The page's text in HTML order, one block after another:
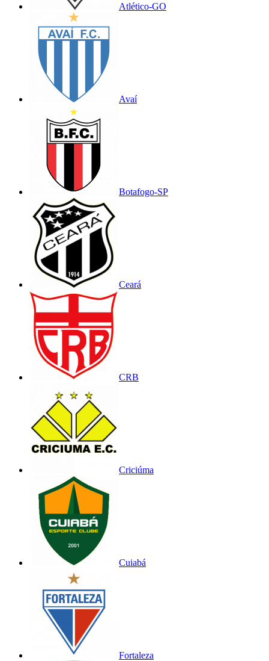
Atlético-GO
Avaí
Botafogo-SP
Ceará
CRB
Criciúma
Cuiabá
Fortaleza